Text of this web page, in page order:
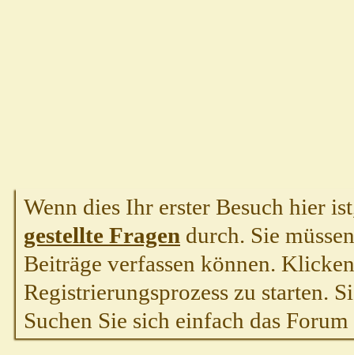
Wenn dies Ihr erster Besuch hier
gestellte Fragen durch. Sie
Beiträge verfassen können.
Registrierungsprozess zu starten.
Suchen Sie sich einfach das